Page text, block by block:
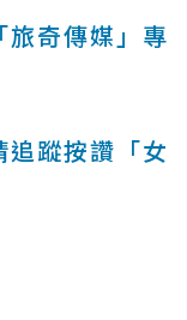
奇傳媒」專
蹤按讚「女